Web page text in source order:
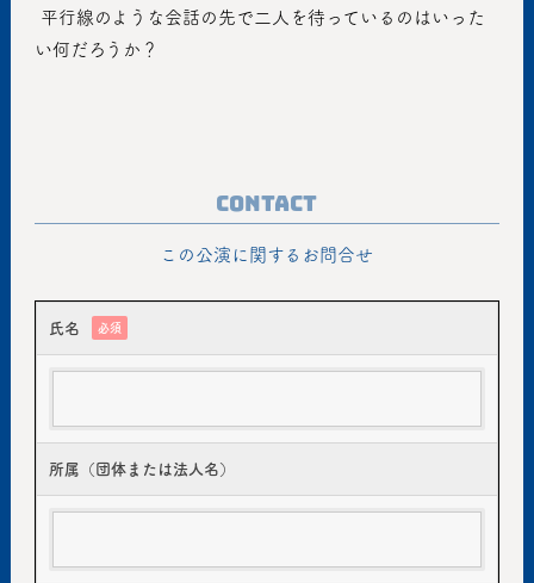
い何だろうか？
Contact
この公演に関するお問合せ
氏名 必須
所属（団体または法人名）